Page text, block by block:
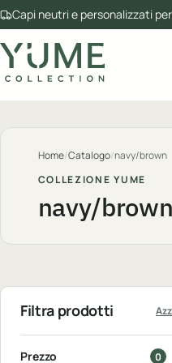
Capi neutri e personalizzati
Home/Catalogo/navy/brown
COLLEZIONE YUME
navy/brown
Filtra prodotti
Prezzo 0